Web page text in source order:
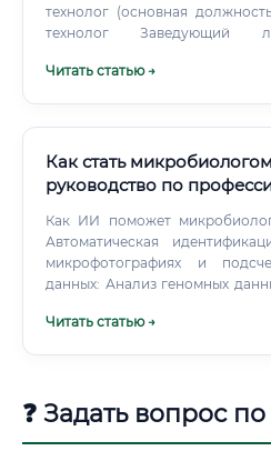
технолог (основная должность) Старший
технолог Заведующий лабораторией Главный
учреждениях) Медицинский директор лаборатории (в
кандидатами и докторами
некоторые опытные
медицинские учреждения.
Читать статью →
Как стать
руководство по
Как ИИ поможет микробиологу: Анализ
Автоматическая
микрофотографиях и
данных: Анализ геномных
Прогнозирование:
Читать статью →
❓ Задать вопрос